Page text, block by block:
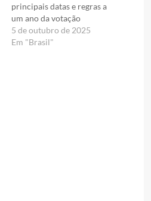
principais datas e regras a
um ano da votação
5 de outubro de 2025
Em "Brasil"